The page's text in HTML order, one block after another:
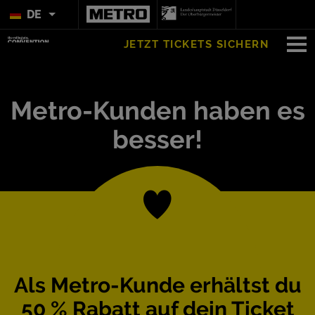
DE
JETZT TICKETS SICHERN
Metro-Kunden haben es
besser!
Als Metro-Kunde erhältst du
50 % Rabatt auf dein Ticket